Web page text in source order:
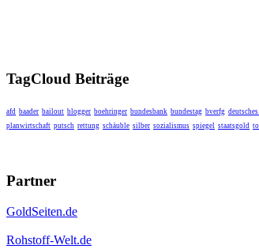
TagCloud Beiträge
afd baader bailout blogger boehringer bundesbank bundestag bverfg
planwirtschaft putsch rettung schäuble silber sozialismus spiegel staatsgold
Partner
GoldSeiten.de
Rohstoff-Welt.de